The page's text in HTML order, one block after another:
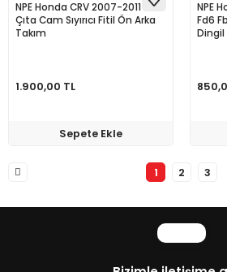
NPE Honda CRV 2007-2011 Rd3
Çıta Cam Sıyırıcı Fitil Ön Arka
Takım
1.900,00 TL
Sepete Ekle
NPE
Fd6
1 2 3